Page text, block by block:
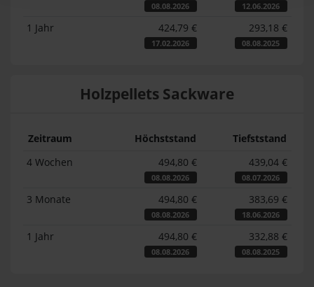
08.08.2026 12.06.2026
1 Jahr 424,79 €
17.02.2026
293,18 €
08.08.2025
Holzpellets Sackware
Zeitraum Höchststand
Tiefststand
4 Wochen
494,80 €
08.08.2026
439,04 €
08.07.2026
3 Monate 494,80 €
08.08.2026
383,69 €
18.06.2026
1 Jahr 494,80 €
08.08.2026
332,88 €
08.08.2025